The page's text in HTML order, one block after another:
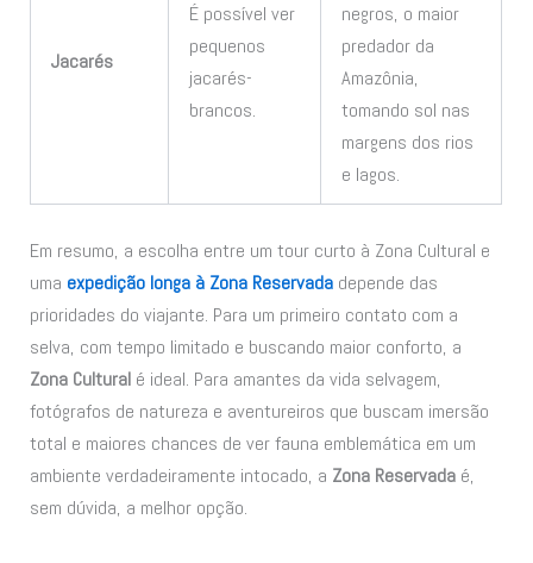
Jacarés
É possível ver
pequenos
jacarés-
brancos.
negros, o maior
predador da
Amazônia,
tomando sol nas
margens dos rios
e lagos.
Em resumo, a escolha entre um tour curto à Zona Cultural e
uma expedição longa à Zona Reservada depende das
prioridades do viajante. Para um primeiro contato com a
selva, com tempo limitado e buscando maior conforto, a
Zona Cultural é ideal. Para amantes da vida selvagem,
fotógrafos de natureza e aventureiros que buscam imersão
total e maiores chances de ver fauna emblemática em um
ambiente verdadeiramente intocado, a Zona Reservada é,
sem dúvida, a melhor opção.